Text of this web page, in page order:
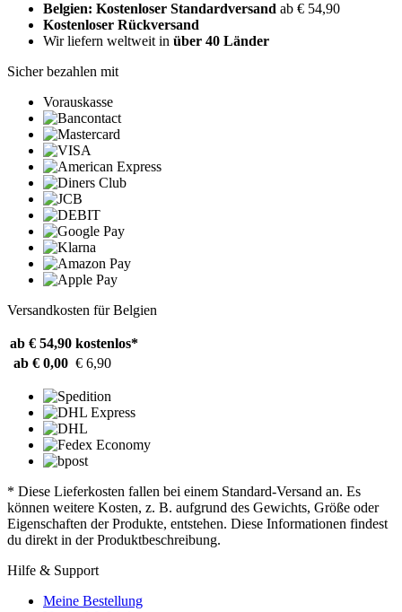
Belgien: Kostenloser Standardversand ab € 54,90
Kostenloser Rückversand
Wir liefern weltweit in über 40 Länder
Sicher bezahlen mit
Vorauskasse
Versandkosten für Belgien
ab € 54,90 kostenlos*
ab € 0,00 € 6,90
* Diese Lieferkosten fallen bei einem Standard-Versand an. Es
können weitere Kosten, z. B. aufgrund des Gewichts, Größe oder
Eigenschaften der Produkte, entstehen. Diese Informationen findest
du direkt in der Produktbeschreibung.
Hilfe & Support
Meine Bestellung